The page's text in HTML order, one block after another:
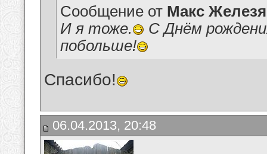
Сообщение от Макс
И я тоже.
С Днём
побольше!
Спасибо!
06.04.2013, 20:48